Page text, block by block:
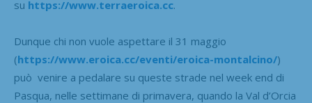
su https://www.terraeroica.cc.
Dunque chi non vuole aspettare il 31 maggio
(https://www.eroica.cc/eventi/eroica-montalcino/)
può venire a pedalare su queste strade nel week end di
Pasqua, nelle settimane di primavera, quando la Val d’Orcia